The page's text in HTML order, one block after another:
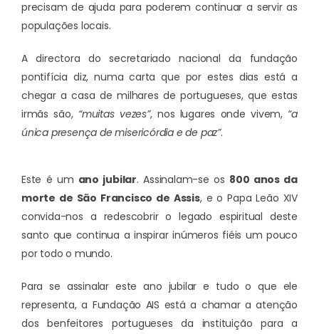
precisam de ajuda para poderem continuar a servir as
populações locais.
A directora do secretariado nacional da fundação
pontifícia diz, numa carta que por estes dias está a
chegar a casa de milhares de portugueses, que estas
irmãs são, “muitas vezes”, nos lugares onde vivem, “a
única presença de misericórdia e de paz”.
Este é um ano jubilar. Assinalam-se os 800 anos da
morte de São Francisco de Assis, e o Papa Leão XIV
convida-nos a redescobrir o legado espiritual deste
santo que continua a inspirar inúmeros fiéis um pouco
por todo o mundo.
Para se assinalar este ano jubilar e tudo o que ele
representa, a Fundação AIS está a chamar a atenção
dos benfeitores portugueses da instituição para a